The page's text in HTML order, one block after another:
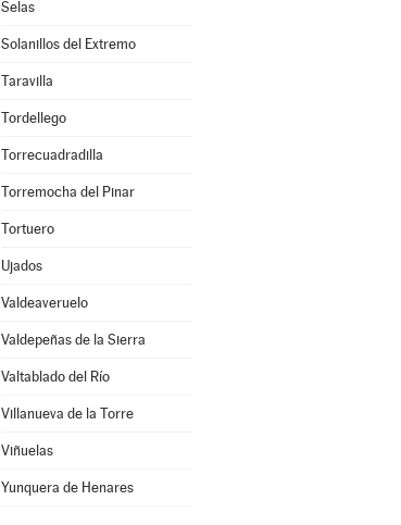
Selas
Solanillos del Extremo
Taravilla
Tordellego
Torrecuadradilla
Torremocha del Pinar
Tortuero
Ujados
Valdeaveruelo
Valdepeñas de la Sierra
Valtablado del Río
Villanueva de la Torre
Viñuelas
Yunquera de Henares